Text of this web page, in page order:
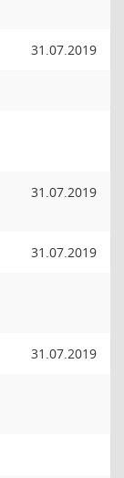
31.07.2019
31.07.2019
31.07.2019
31.07.2019